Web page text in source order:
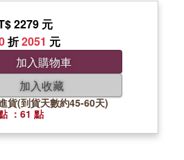
2279 元
折2051 元
加入購物車
加入收藏
貨(到貨天數約45-60天)
：61 點